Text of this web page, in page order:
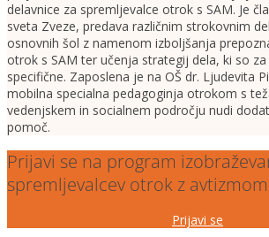
delavnice za spremljevalce otrok s SAM. Je
sveta Zveze, predava različnim strokovnim
osnovnih šol z namenom izboljšanja
otrok s SAM ter učenja strategij dela, ki so
specifične. Zaposlena je na OŠ dr. Ljudevita
mobilna specialna pedagoginja otrokom s
vedenjskem in socialnem področju nudi
pomoč.
Prijavi se na program
spremljevalcev otrok z avtizmom
Prijavi se